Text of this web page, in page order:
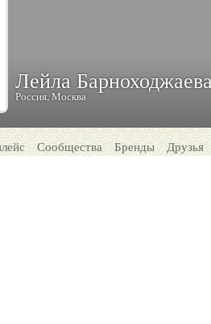
Лейла
Россия, Москва
Сообщества Бренды Друзья